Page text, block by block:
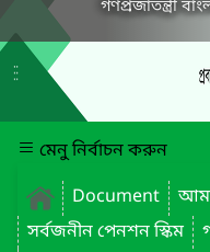
গণপ্রজাতন্ত্রী
মেনু নির্বাচন করুন
Document
সর্বজনীন পেনশন স্কিম